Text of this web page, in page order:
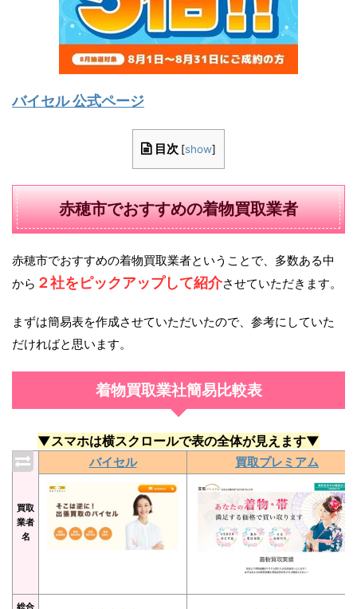
バイセル 公式ページ
目次 [show]
赤穂市でおすすめの着物買取業者
赤穂市でおすすめの着物買取業者ということで、多数ある中
から ２社をピックアップして紹介させていただきます。
まずは簡易表を作成させていただいたので、参考にしていた
だければと思います。
着物買取業社簡易比較表
▼スマホは横スクロールで表の全体が見えます▼
買取
業者
名
バイセル 買取プレミアム
総合